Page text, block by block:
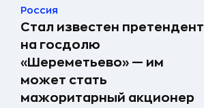
Россия
Стал известен претендент
на госдолю
«Шереметьево» — им
может стать
мажоритарный акционер